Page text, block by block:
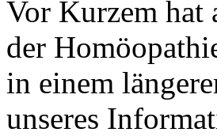
Vor Kurzem hat
der
in einem
unseres